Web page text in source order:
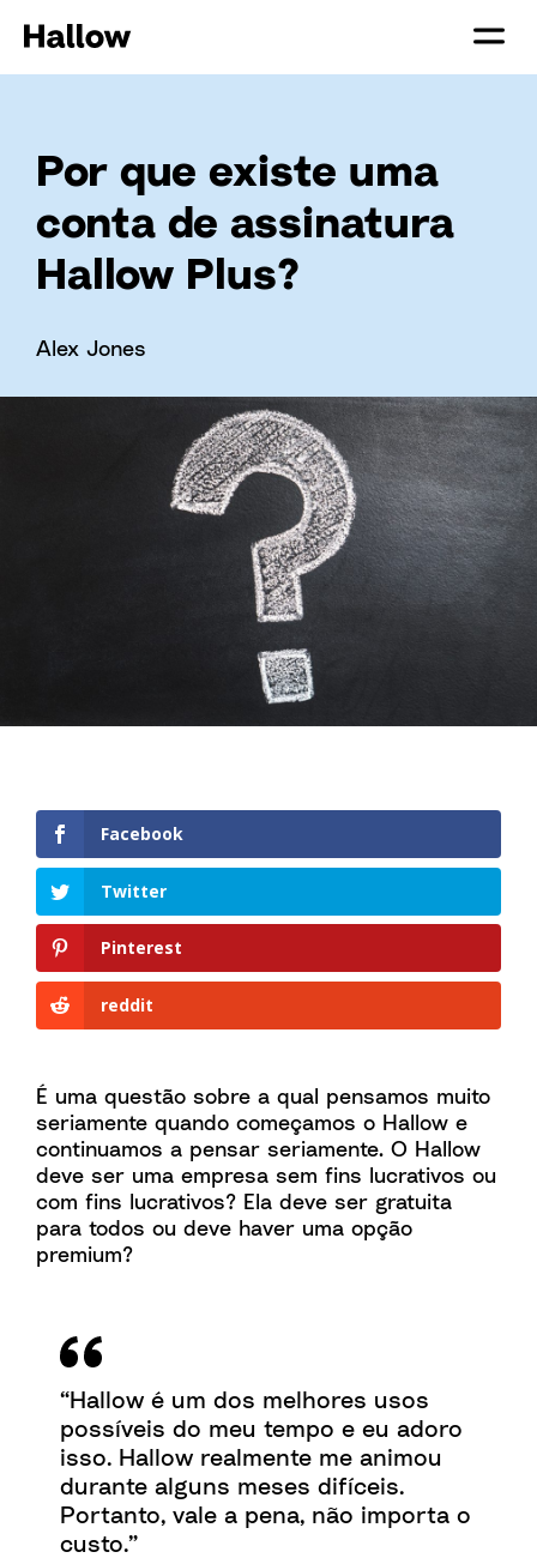
Por que existe uma
conta de assinatura
Hallow Plus?
Alex Jones
Facebook
Twitter
Pinterest
reddit
É uma questão sobre a qual pensamos muito
seriamente quando começamos o Hallow e
continuamos a pensar seriamente. O Hallow
deve ser uma empresa sem fins lucrativos ou
com fins lucrativos? Ela deve ser gratuita
para todos ou deve haver uma opção
premium?
“Hallow é um dos melhores usos
possíveis do meu tempo e eu adoro
isso. Hallow realmente me animou
durante alguns meses difíceis.
Portanto, vale a pena, não importa o
custo.”